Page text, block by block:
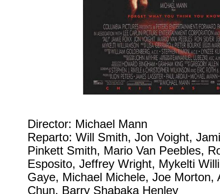
Director: Michael Mann
Reparto: Will Smith, Jon Voight,
Pinkett Smith, Mario Van Peebles,
Esposito, Jeffrey Wright, Mykelti
Gaye, Michael Michele, Joe Morton,
Chun, Barry Shabaka Henley